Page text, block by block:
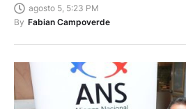
agosto 5, 5:23 PM
By Fabian Campoverde